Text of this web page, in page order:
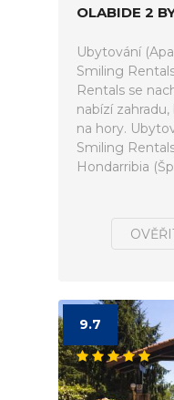
OLABIDE 2
Ubytování
Smiling
Rentals se
nabízí
na hory.
Smiling
Hondarribia
9.7